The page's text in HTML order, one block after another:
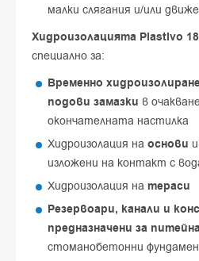
малки слягания и/или
Хидроизолацията Plastivo
специално за:
Временно
подови замазки в
окончателната настилка
Хидроизолация на основи
изложени на контакт с
Хидроизолация на тераси
Резервоари, канали и
предназначени за
стоманобетонни